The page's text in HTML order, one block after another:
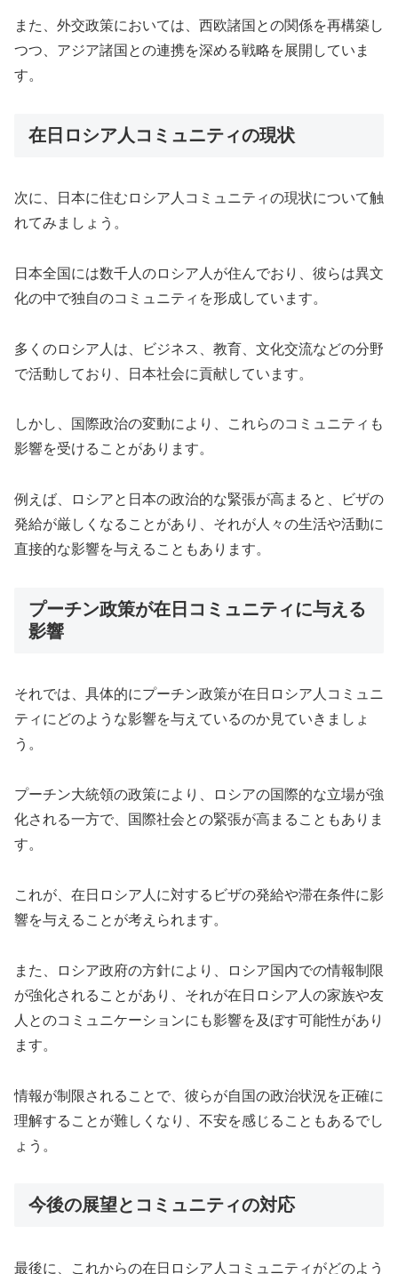
また、外交政策においては、西欧諸国との関係を再構築し
つつ、アジア諸国との連携を深める戦略を展開していま
す。
在日ロシア人コミュニティの現状
次に、日本に住むロシア人コミュニティの現状について触
れてみましょう。
日本全国には数千人のロシア人が住んでおり、彼らは異文
化の中で独自のコミュニティを形成しています。
多くのロシア人は、ビジネス、教育、文化交流などの分野
で活動しており、日本社会に貢献しています。
しかし、国際政治の変動により、これらのコミュニティも
影響を受けることがあります。
例えば、ロシアと日本の政治的な緊張が高まると、ビザの
発給が厳しくなることがあり、それが人々の生活や活動に
直接的な影響を与えることもあります。
プーチン政策が在日コミュニティに与える
影響
それでは、具体的にプーチン政策が在日ロシア人コミュニ
ティにどのような影響を与えているのか見ていきましょ
う。
プーチン大統領の政策により、ロシアの国際的な立場が強
化される一方で、国際社会との緊張が高まることもありま
す。
これが、在日ロシア人に対するビザの発給や滞在条件に影
響を与えることが考えられます。
また、ロシア政府の方針により、ロシア国内での情報制限
が強化されることがあり、それが在日ロシア人の家族や友
人とのコミュニケーションにも影響を及ぼす可能性があり
ます。
情報が制限されることで、彼らが自国の政治状況を正確に
理解することが難しくなり、不安を感じることもあるでし
ょう。
今後の展望とコミュニティの対応
最後に、これからの在日ロシア人コミュニティがどのよう